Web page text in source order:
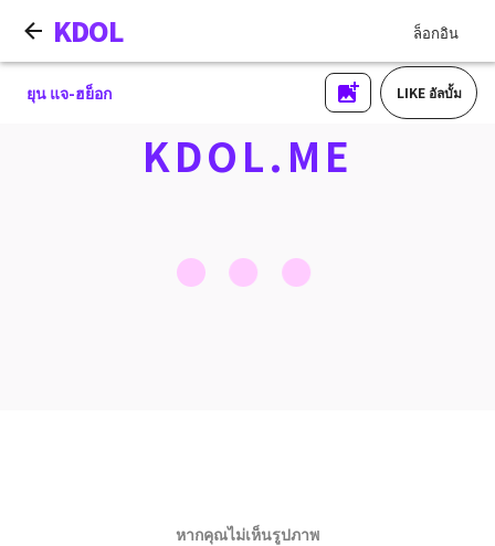
KDOL ล็อกอิน
ยุน แจ-ฮย็อก LIKE อัลบั้ม
KDOL.ME
หากคุณไม่เห็นรูปภาพ